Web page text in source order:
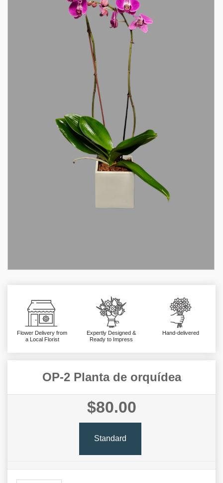
Flower Delivery from
a Local Florist
Expertly Designed &
Ready to Impress
Hand-delivered
OP-2 Planta de orquídea
$80.00
Standard